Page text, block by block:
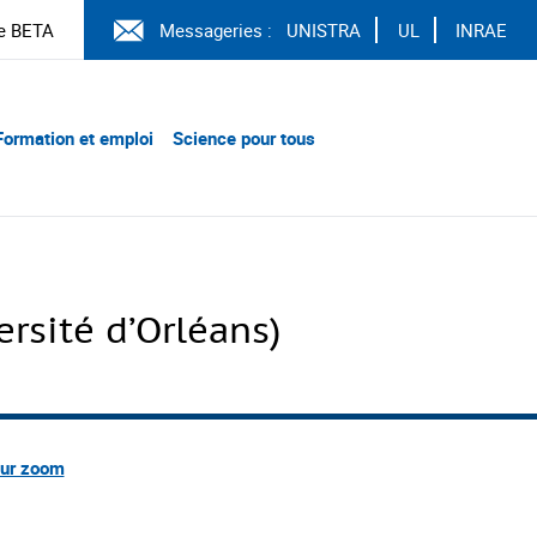
BETA Messageries : UNISTRA UL INRAE
et emploi Science pour tous
d’Orléans)
zoom